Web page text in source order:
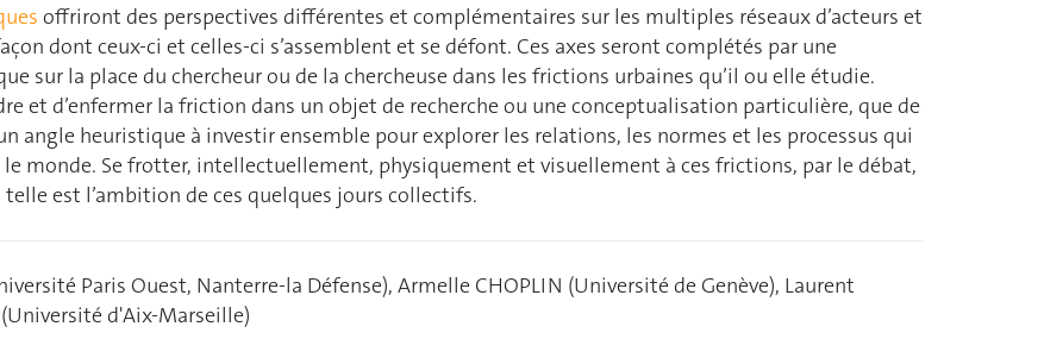
offriront des perspectives différentes et complémentaires sur les multiples réseaux d’acteurs et
dont ceux-ci et celles-ci s’assemblent et se défont. Ces axes seront complétés par une
sur la place du chercheur ou de la chercheuse dans les frictions urbaines qu’il ou elle étudie.
et d’enfermer la friction dans un objet de recherche ou une conceptualisation particulière, que de
angle heuristique à investir ensemble pour explorer les relations, les normes et les processus qui
monde. Se frotter, intellectuellement, physiquement et visuellement à ces frictions, par le débat,
est l’ambition de ces quelques jours collectifs.
Paris Ouest, Nanterre-la Défense), Armelle CHOPLIN (Université de Genève), Laurent
(Université d'Aix-Marseille)